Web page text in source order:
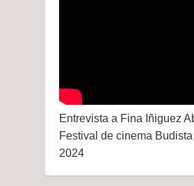
Entrevista a Fina Iñiguez
Festival de cinema
2024